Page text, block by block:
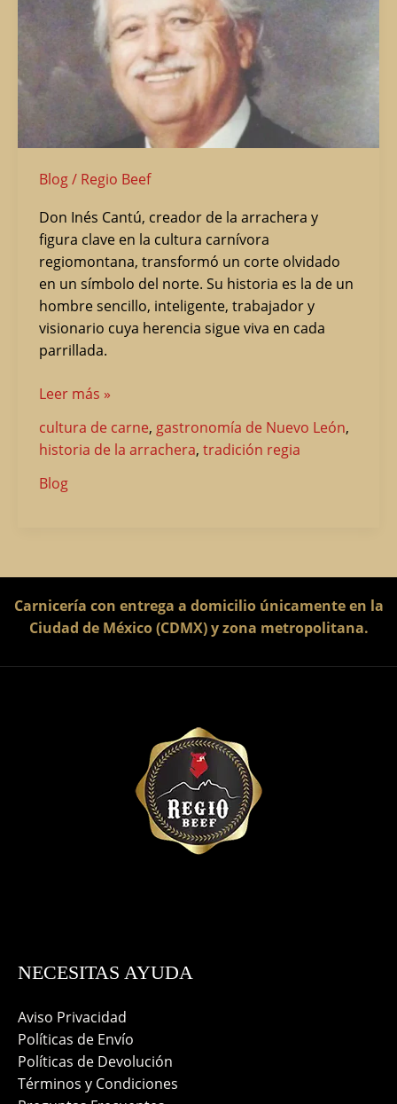
Blog/ Regio Beef
Don Inés Cantú, creador de la arrachera y
figura clave en la cultura carnívora
regiomontana, transformó un corte olvidado
en un símbolo del norte. Su historia es la de un
hombre sencillo, inteligente, trabajador y
visionario cuya herencia sigue viva en cada
parrillada.
Leer más »
cultura de carne, gastronomía de Nuevo León,
historia de la arrachera, tradición regia
Blog
Carnicería con entrega a domicilio únicamente en la
Ciudad de México (CDMX) y zona metropolitana.
NECESITAS AYUDA
Aviso Privacidad
Políticas de Envío
Políticas de Devolución
Términos y Condiciones